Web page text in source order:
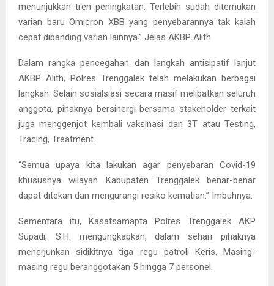
menunjukkan tren peningkatan. Terlebih sudah ditemukan
varian baru Omicron XBB yang penyebarannya tak kalah
cepat dibanding varian lainnya.” Jelas AKBP Alith
Dalam rangka pencegahan dan langkah antisipatif lanjut
AKBP Alith, Polres Trenggalek telah melakukan berbagai
langkah. Selain sosialsiasi secara masif melibatkan seluruh
anggota, pihaknya bersinergi bersama stakeholder terkait
juga menggenjot kembali vaksinasi dan 3T atau Testing,
Tracing, Treatment.
“Semua upaya kita lakukan agar penyebaran Covid-19
khususnya wilayah Kabupaten Trenggalek benar-benar
dapat ditekan dan mengurangi resiko kematian.” Imbuhnya.
Sementara itu, Kasatsamapta Polres Trenggalek AKP
Supadi, S.H. mengungkapkan, dalam sehari pihaknya
menerjunkan sidikitnya tiga regu patroli Keris. Masing-
masing regu beranggotakan 5 hingga 7 personel.